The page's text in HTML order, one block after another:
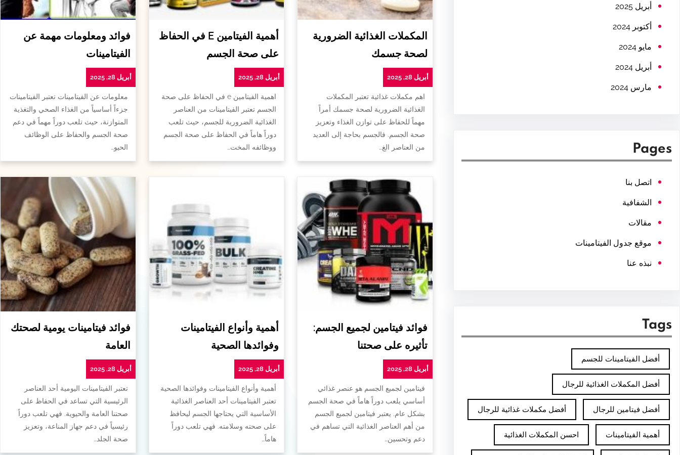
أبريل 2025
أكتوبر 2024
مايو 2024
أبريل 2024
مارس 2024
Pages
اتصل بنا
الشفافية
مقالات
موقع جدول الفيتامينات
نبذه عنا
Tags
أفضل الفيتامينات للجسم
أفضل المكملات الغذائية للرجال
أفضل فيتامين للرجال أفضل مكملات غذائية للرجال
أهمية الفيتامينات احسن المكملات الغذائية
المكملات الغذائية الضرورية
لصحة جسمك
أبريل 28, 2025
اهم مكملات غذائية تعتبر المكملات
الغذائية الضرورية لصحة جسمك أمراً
مهماً للحفاظ على توازن الغذاء وتعزيز
صحة الجسم. فالجسم بحاجة إلى العديد
من العناصر الغ…
أهمية الفيتامين E في الحفاظ
على صحة الجسم
أبريل 28, 2025
اهمية الفيتامين e في الحفاظ على صحة
الجسم تعتبر الفيتامينات من العناصر
الغذائية الضرورية للجسم، حيث تلعب
دوراً هاماً في الحفاظ على صحة الجسم
ووظائفه المخت…
فوائد ومعلومات مهمة عن
الفيتامينات
أبريل 28, 2025
معلومات عن الفيتامينات تعتبر الفيتامينات
جزءاً أساسياً من الغذاء الصحي والتغذية
المتوازنة، حيث تلعب دوراً مهماً في دعم
صحة الجسم والحفاظ على الوظائف
الحيو…
فوائد فيتامين لجميع الجسم:
تأثيره على صحتنا
أبريل 28, 2025
فيتامين لجميع الجسم هو عنصر غذائي
أساسي يلعب دوراً هاماً في صحة الجسم
بشكل عام. يعتبر فيتامين لجميع الجسم
من أهم العناصر الغذائية التي تساهم في
دعم وتحسين…
أهمية وأنواع الفيتامينات
وفوائدها الصحية
أبريل 28, 2025
أهمية وأنواع الفيتامينات وفوائدها الصحية
تعتبر الفيتامينات أحد العناصر الغذائية
الأساسية التي يحتاجها الجسم ليحافظ
على صحته وسلامته. فهي تلعب دوراً
هاماً…
فوائد فيتامينات يومية لصحتك
العامة
أبريل 28, 2025
تعتبر الفيتامينات اليومية أحد العناصر
الرئيسية التي تساعد في الحفاظ على
صحتنا العامة والحيوية. فهي تلعب دوراً
رئيسياً في دعم جهاز المناعة، وتعزيز
صحة الجلد…